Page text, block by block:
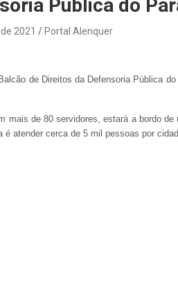
Pública do
2021 Portal Alenquer
de Direitos da Defensoria Pública
mais de 80 servidores, estará a bordo
é atender cerca de 5 mil pessoas por